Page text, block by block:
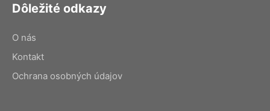
Dôležité odkazy
O nás
Kontakt
Ochrana osobných údajov